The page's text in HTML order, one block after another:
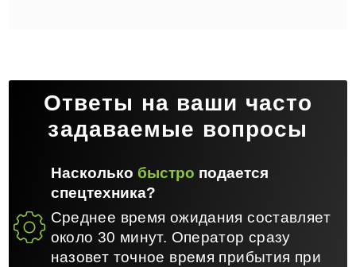
Ответы на ваши часто
задаваемые вопросы
Насколько быстро подается
спецтехника?
Среднее время ожидания составляет
около 30 минут. Оператор сразу
назовет точное время прибытия при